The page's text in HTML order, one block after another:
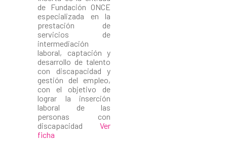
de Fundación ONCE
especializada en la
prestación de
servicios de
intermediación
laboral, captación y
desarrollo de talento
con discapacidad y
gestión del empleo,
con el objetivo de
lograr la inserción
laboral de las
personas con
discapacidad Ver
ficha